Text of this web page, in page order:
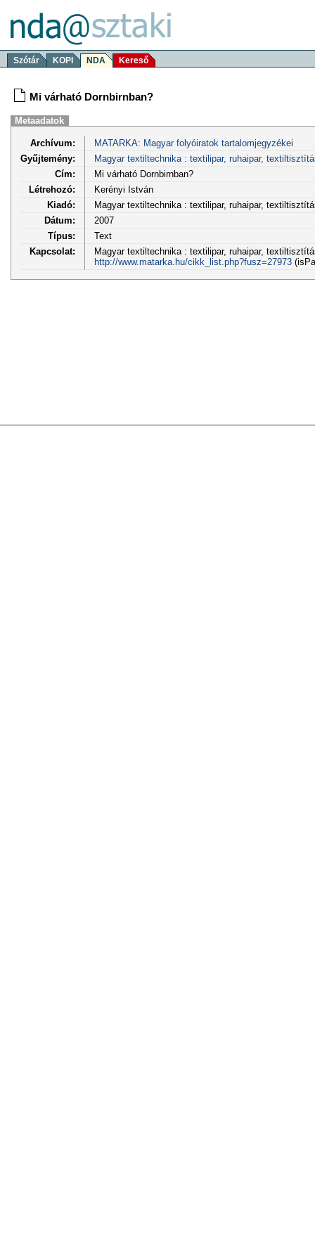
Szótár KOPI NDA Kereső
Mi várható Dornbirnban?
Metaadatok
Archívum:
MATARKA: Magyar folyóiratok tartalomjegyzékei
Gyűjtemény:
Magyar textiltechnika : textilipar, ruhaipar,
Cím:
Mi várható Dornbirnban?
Létrehozó:
Kerényi István
Kiadó:
Magyar textiltechnika : textilipar, ruhaipar,
Dátum:
2007
Típus:
Text
Kapcsolat:
Magyar textiltechnika : textilipar, ruhaipar,
http://www.matarka.hu/cikk_list.php?fusz=27973